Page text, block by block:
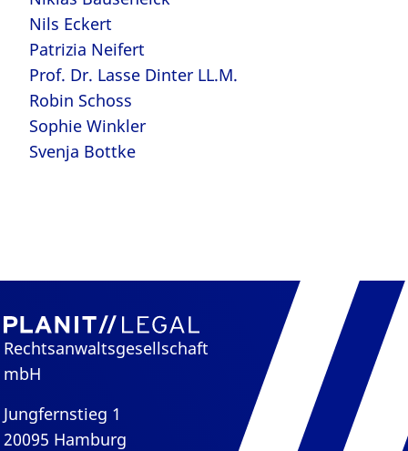
Nils Eckert
Patrizia Neifert
Prof. Dr. Lasse Dinter LL.M.
Robin Schoss
Sophie Winkler
Svenja Bottke
Rechtsanwaltsgesellschaft
mbH
Jungfernstieg 1
20095 Hamburg